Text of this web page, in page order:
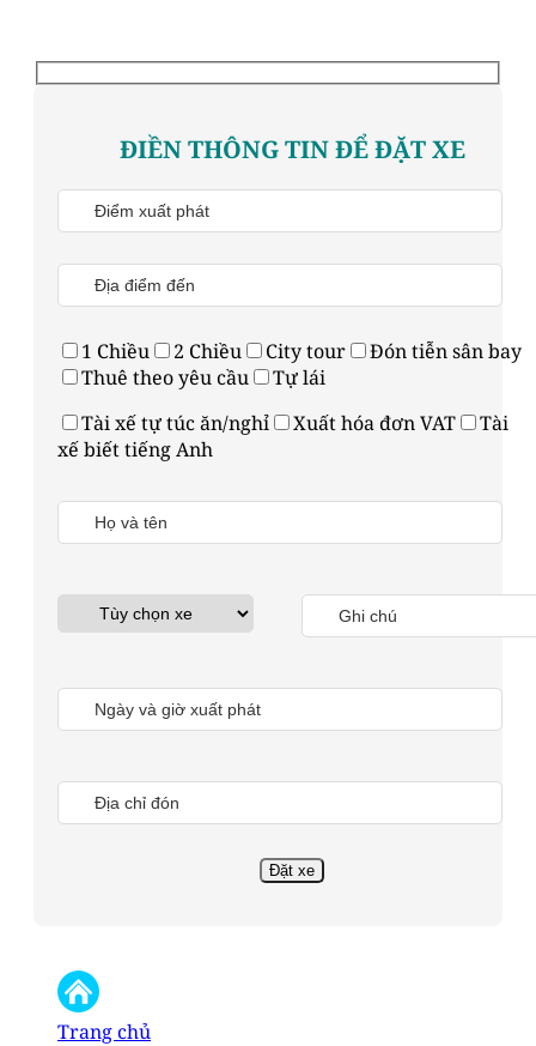
ĐIỀN THÔNG TIN ĐỂ ĐẶT XE
1 Chiều 2 Chiều City tour
Đón tiễn sân bay
Thuê theo yêu cầu
Tự lái
Tài xế tự túc ăn/nghỉ
Xuất hóa đơn VAT
Tài
xế biết tiếng Anh
Trang chủ